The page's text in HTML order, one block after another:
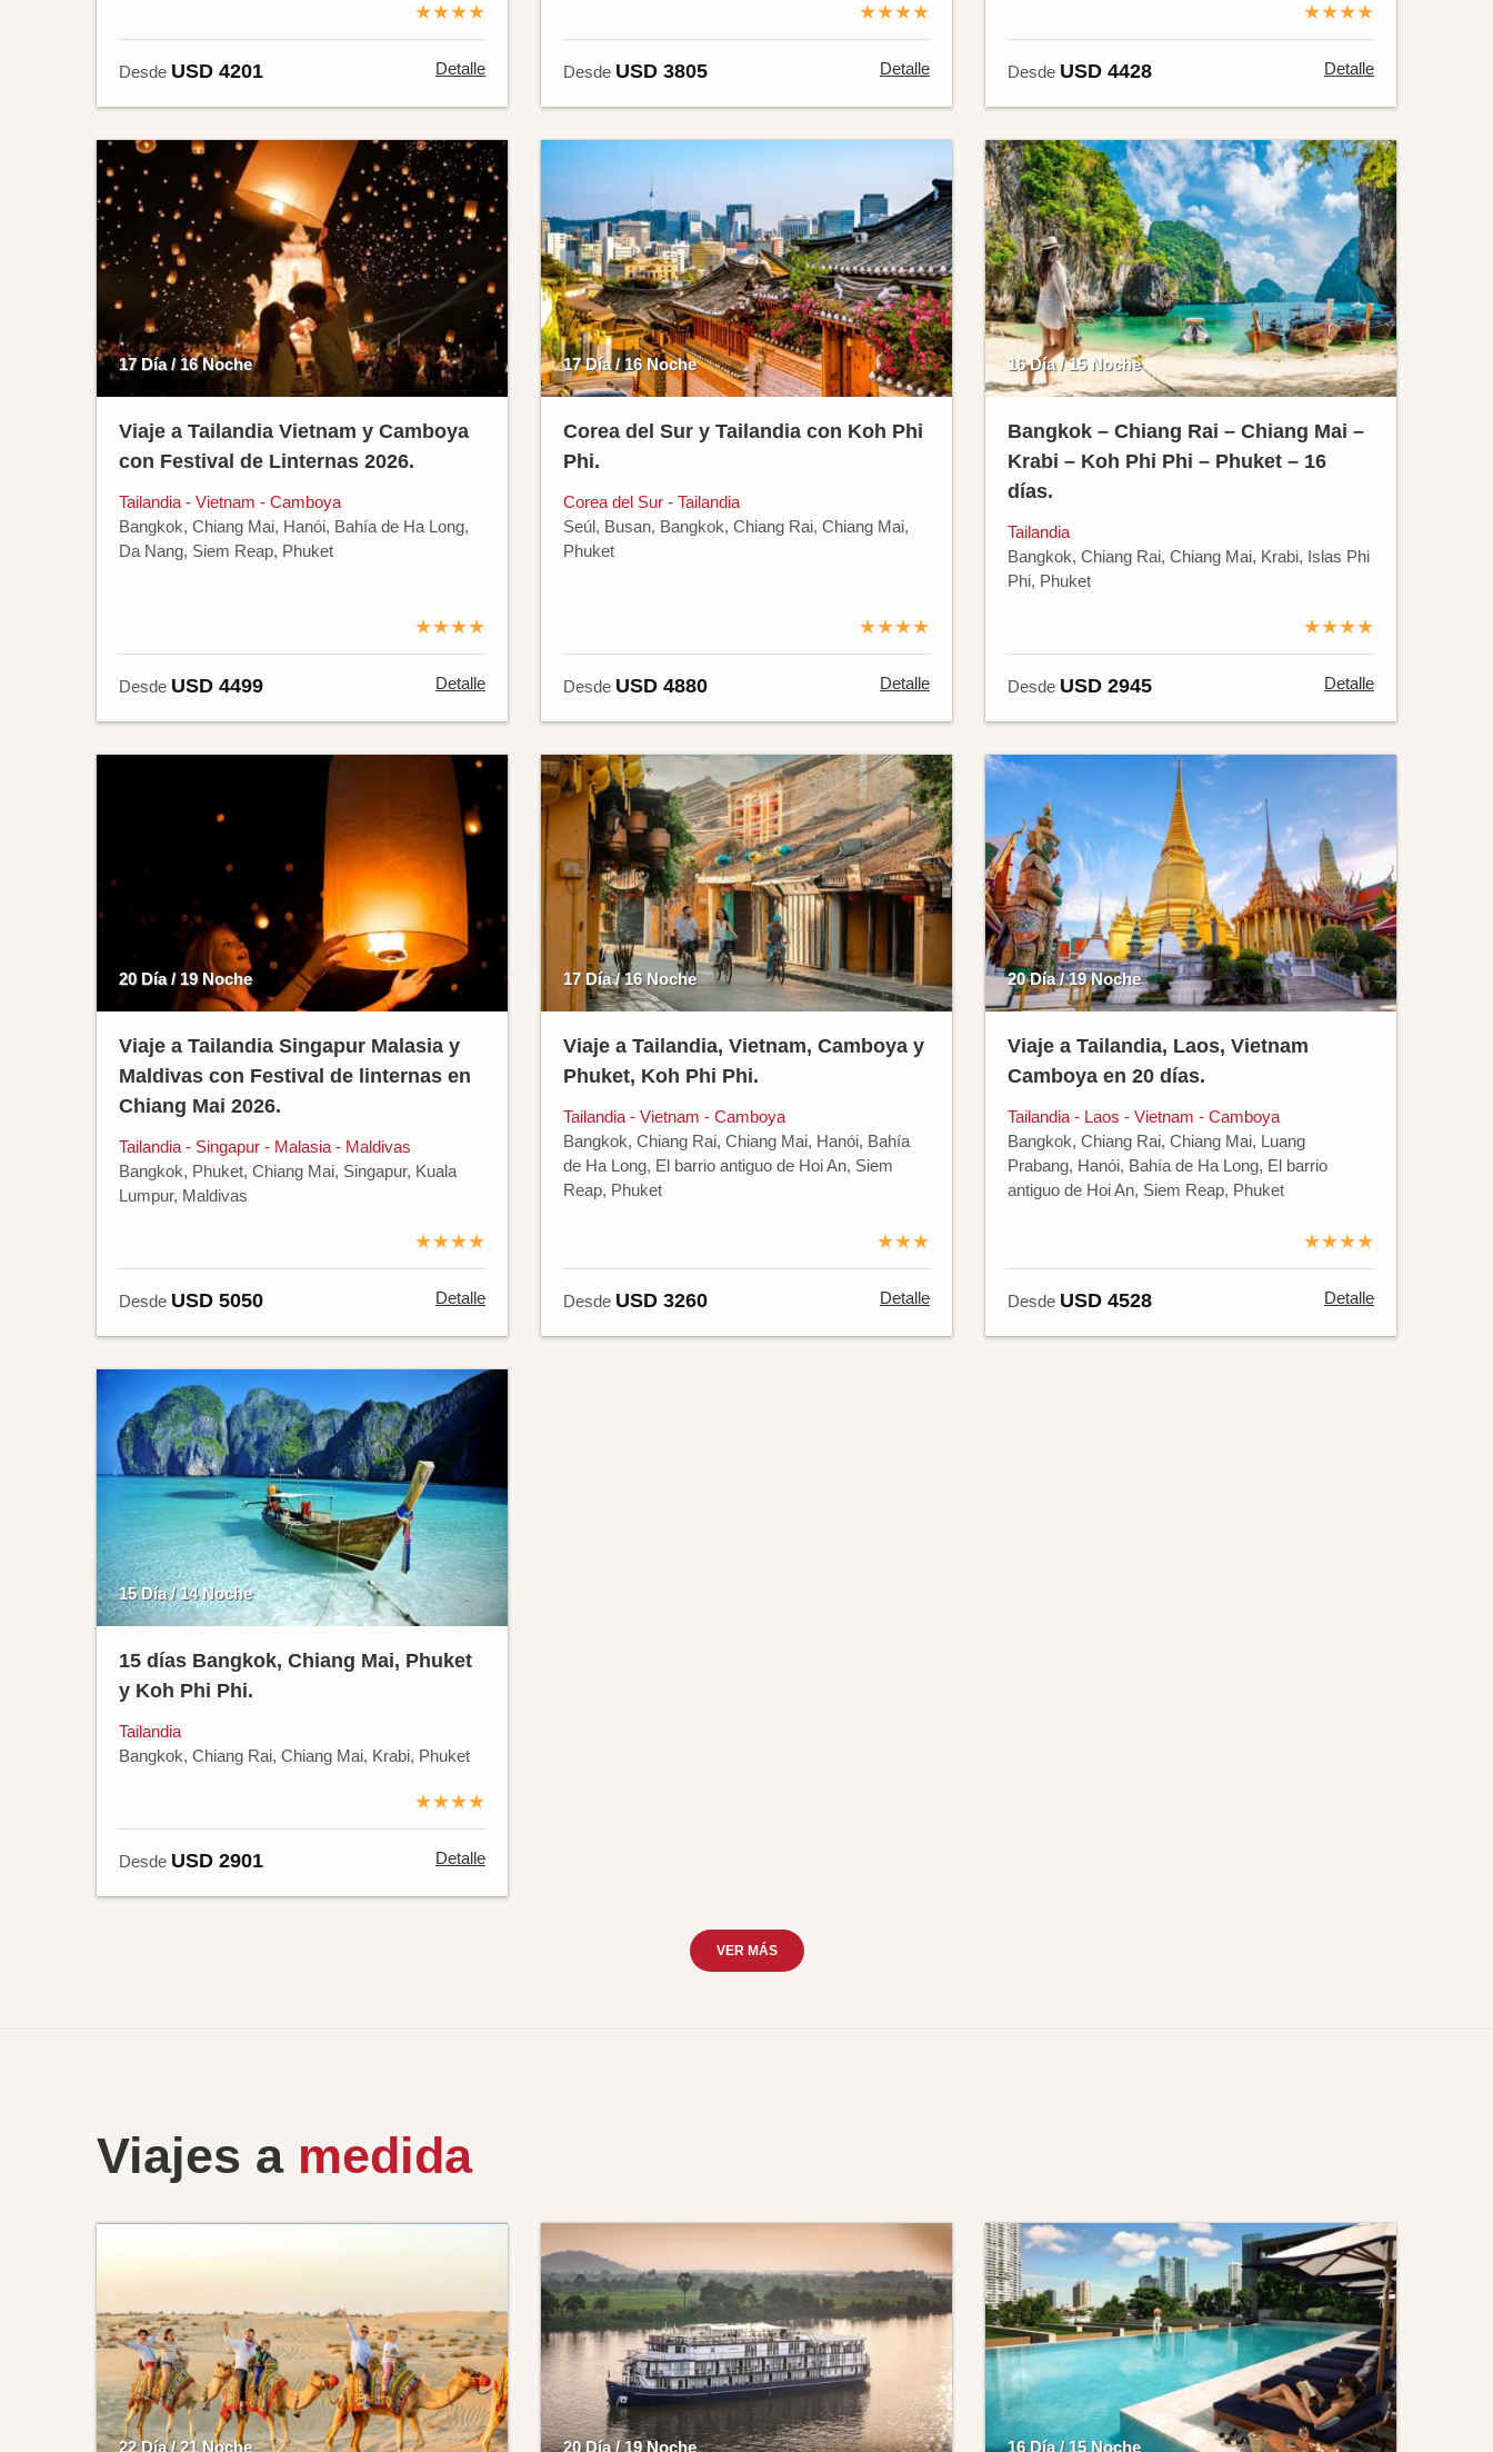
★★★★
Desde USD 4201 Detalle
★★★★
Desde USD 3805 Detalle
★★★★
Desde USD 4428 Detalle
17 Día / 16 Noche
Viaje a Tailandia Vietnam y Camboya
con Festival de Linternas 2026.
Tailandia - Vietnam - Camboya
Bangkok, Chiang Mai, Hanói, Bahía de Ha Long,
Da Nang, Siem Reap, Phuket
★★★★
Desde USD 4499 Detalle
17 Día / 16 Noche
Corea del Sur y Tailandia con Koh Phi
Phi.
Corea del Sur - Tailandia
Seúl, Busan, Bangkok, Chiang Rai, Chiang Mai,
Phuket
★★★★
Desde USD 4880 Detalle
16 Día / 15 Noche
Bangkok – Chiang Rai – Chiang Mai –
Krabi – Koh Phi Phi – Phuket – 16
días.
Tailandia
Bangkok, Chiang Rai, Chiang Mai, Krabi, Islas Phi
Phi, Phuket
★★★★
Desde USD 2945 Detalle
20 Día / 19 Noche
Viaje a Tailandia Singapur Malasia y
Maldivas con Festival de linternas en
Chiang Mai 2026.
Tailandia - Singapur - Malasia - Maldivas
Bangkok, Phuket, Chiang Mai, Singapur, Kuala
Lumpur, Maldivas
★★★★
Desde USD 5050 Detalle
17 Día / 16 Noche
Viaje a Tailandia, Vietnam, Camboya y
Phuket, Koh Phi Phi.
Tailandia - Vietnam - Camboya
Bangkok, Chiang Rai, Chiang Mai, Hanói, Bahía
de Ha Long, El barrio antiguo de Hoi An, Siem
Reap, Phuket
★★★
Desde USD 3260 Detalle
20 Día / 19 Noche
Viaje a Tailandia, Laos, Vietnam
Camboya en 20 días.
Tailandia - Laos - Vietnam - Camboya
Bangkok, Chiang Rai, Chiang Mai, Luang
Prabang, Hanói, Bahía de Ha Long, El barrio
antiguo de Hoi An, Siem Reap, Phuket
★★★★
Desde USD 4528 Detalle
15 Día / 14 Noche
15 días Bangkok, Chiang Mai, Phuket
y Koh Phi Phi.
Tailandia
Bangkok, Chiang Rai, Chiang Mai, Krabi, Phuket
★★★★
Desde USD 2901 Detalle
VER MÁS
Viajes a medida
22 Día / 21 Noche 20 Día / 19 Noche 16 Día / 15 Noche